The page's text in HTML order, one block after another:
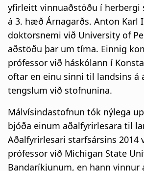
yfirleitt vinnuaðstöðu í herbergi
á 3. hæð Árnagarðs. Anton Karl
doktorsnemi við University of
aðstöðu þar um tíma. Einnig
prófessor við háskólann í
oftar en einu sinni til landsins á
tengslum við stofnunina.
Málvísindastofnun tók nýlega
bjóða einum aðalfyrirlesara til
Aðalfyrirlesari starfsársins 2014
prófessor við Michigan State
Bandaríkjunum, en hann vinnur